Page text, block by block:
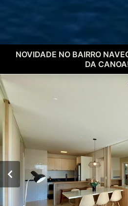
NOVIDADE NO BAIRRO
DA